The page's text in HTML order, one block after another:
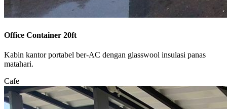
Office Container 20ft
Kabin kantor portabel ber-AC dengan glasswool insulasi panas
matahari.
Cafe